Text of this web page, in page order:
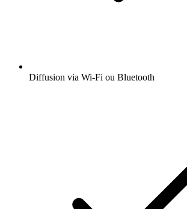
Diffusion via Wi-Fi ou Bluetooth